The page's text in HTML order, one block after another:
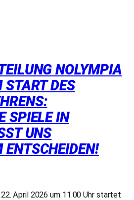
NOLYMPIA
DES
SPIELE IN
UNS
ENTSCHEIDEN!
April 2026 um 11.00 Uhr startet